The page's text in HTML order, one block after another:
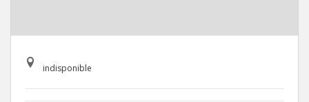
indisponible